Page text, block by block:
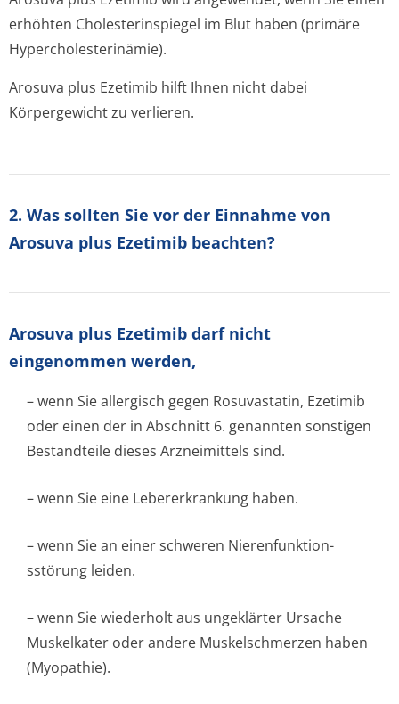
erhöhten Cholesterinspiegel im Blut haben (primäre
Hypercholeste­rinämie).
Arosuva plus Ezetimib hilft Ihnen nicht dabei
Körpergewicht zu verlieren.
2. Was sollten Sie vor der Einnahme von
Arosuva plus Ezetimib beachten?
Arosuva plus Ezetimib darf nicht
eingenommen werden,
– wenn Sie allergisch gegen Rosuvastatin, Ezetimib
oder einen der in Abschnitt 6. genannten sonstigen
Bestandteile dieses Arzneimittels sind.
– wenn Sie eine Lebererkrankung haben.
– wenn Sie an einer schweren Nierenfunktion­
sstörung leiden.
– wenn Sie wiederholt aus ungeklärter Ursache
Muskelkater oder andere Muskelschmerzen haben
(Myopathie).